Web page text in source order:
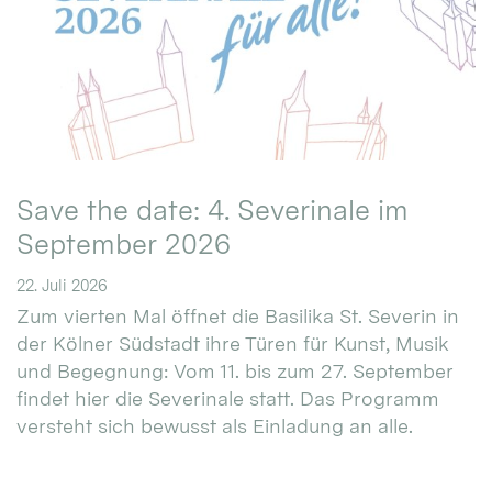
Save the date: 4. Severinale im
September 2026
22. Juli 2026
Zum vierten Mal öffnet die Basilika St. Severin in
der Kölner Südstadt ihre Türen für Kunst, Musik
und Begegnung: Vom 11. bis zum 27. September
findet hier die Severinale statt. Das Programm
versteht sich bewusst als Einladung an alle.